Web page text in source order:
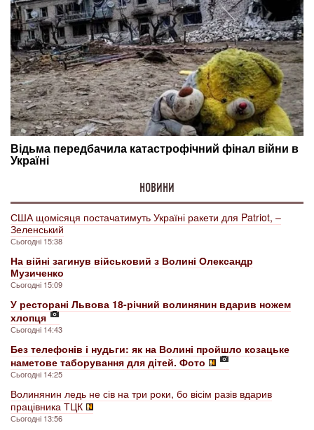
НОВИНИ
США щомісяця постачатимуть Україні ракети для Patriot, –
Зеленський
Сьогодні 15:38
На війні загинув військовий з Волині Олександр
Музиченко
Сьогодні 15:09
У ресторані Львова 18-річний волинянин вдарив ножем
хлопця
Сьогодні 14:43
Без телефонів і нудьги: як на Волині пройшло козацьке
наметове таборування для дітей. Фото
Сьогодні 14:25
Волинянин ледь не сів на три роки, бо вісім разів вдарив
працівника ТЦК
Сьогодні 13:56